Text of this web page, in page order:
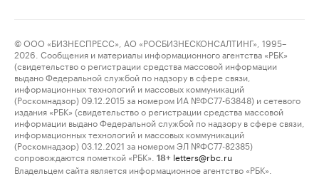
© ООО «БИЗНЕСПРЕСС», АО «РОСБИЗНЕСКОНСАЛТИНГ», 1995–
2026. Сообщения и материалы информационного агентства «РБК»
(свидетельство о регистрации средства массовой информации
выдано Федеральной службой по надзору в сфере связи,
информационных технологий и массовых коммуникаций
(Роскомнадзор) 09.12.2015 за номером ИА №ФС77-63848) и сетевого
издания «РБК» (свидетельство о регистрации средства массовой
информации выдано Федеральной службой по надзору в сфере связи,
информационных технологий и массовых коммуникаций
(Роскомнадзор) 03.12.2021 за номером ЭЛ №ФС77-82385)
сопровождаются пометкой «РБК».
18+ letters@rbc.ru
Владельцем сайта является информационное агентство «РБК».